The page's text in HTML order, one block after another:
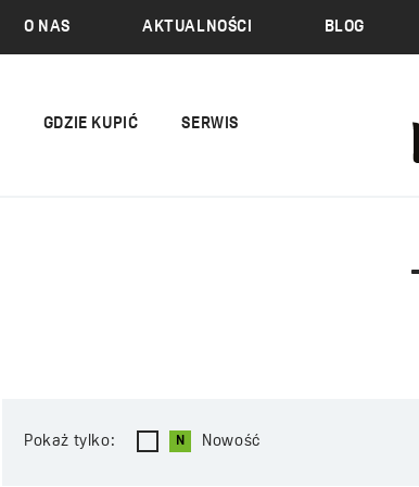
O NAS AKTUALNOŚCI BLOG
GDZIE KUPIĆ SERWIS
Pokaż tylko:
Nowość